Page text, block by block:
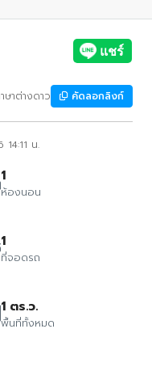
าต่างดาว คัดลอกลิงก์
น.
1
ห้องนอน
1
ที่จอดรถ
1 ตร.ว.
พื้นที่ทั้งหมด